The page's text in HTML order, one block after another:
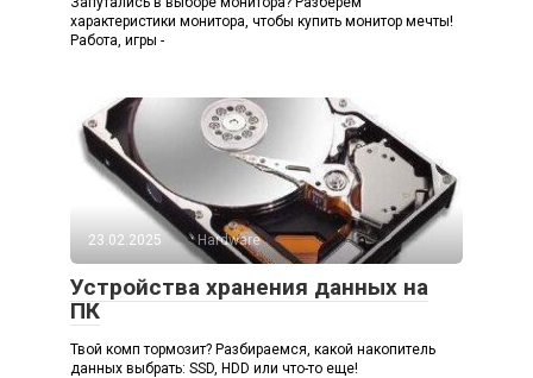
характеристики монитора, чтобы купить монитор мечты!
Работа, игры -
23.02.2025 Hardware
Устройства хранения данных на
ПК
Твой комп тормозит? Разбираемся, какой накопитель
данных выбрать: SSD, HDD или что-то еще!